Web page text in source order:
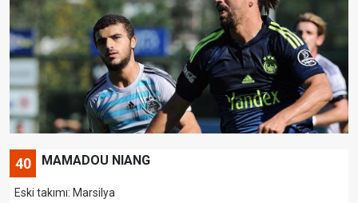
40 MAMADOU NIANG
Eski takımı: Marsilya